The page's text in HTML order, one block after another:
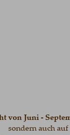
von Juni -
sondern auch